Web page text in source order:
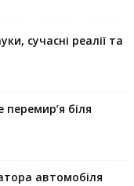
сучасні реалії та
перемир’я біля
автомобіля